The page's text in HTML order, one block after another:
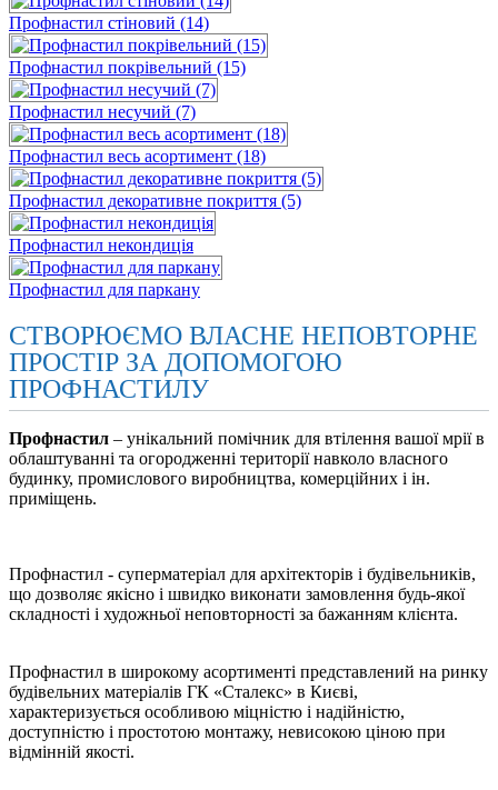
Профнастил стіновий (14)
Профнастил покрівельний (15)
Профнастил несучий (7)
Профнастил весь асортимент (18)
Профнастил декоративне покриття (5)
Профнастил некондиція
Профнастил для паркану
СТВОРЮЄМО ВЛАСНЕ НЕПОВТОРНЕ
ПРОСТІР ЗА ДОПОМОГОЮ
ПРОФНАСТИЛУ
Профнастил – унікальний помічник для втілення вашої мрії в
облаштуванні та огородженні території навколо власного
будинку, промислового виробництва, комерційних і ін.
приміщень.
Профнастил - суперматеріал для архітекторів і будівельників,
що дозволяє якісно і швидко виконати замовлення будь-якої
складності і художньої неповторності за бажанням клієнта.
Профнастил в широкому асортименті представлений на ринку
будівельних матеріалів ГК «Сталекс» в Києві,
характеризується особливою міцністю і надійністю,
доступністю і простотою монтажу, невисокою ціною при
відмінній якості.